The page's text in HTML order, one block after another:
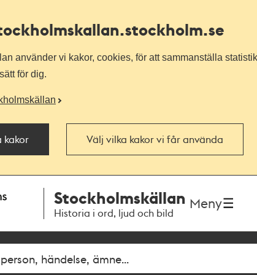
.stockholm.se
använder vi kakor, cookies, för att sammanställa
för dig.
kakor Välj vilka kakor vi får använda
Stockholmskällan
Historia i ord, ljud och bild
Meny